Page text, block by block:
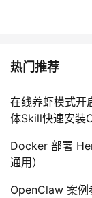
热门推荐
在线养虾模式开
体Skill快速安装
Docker 部署
通用）
OpenClaw 案例